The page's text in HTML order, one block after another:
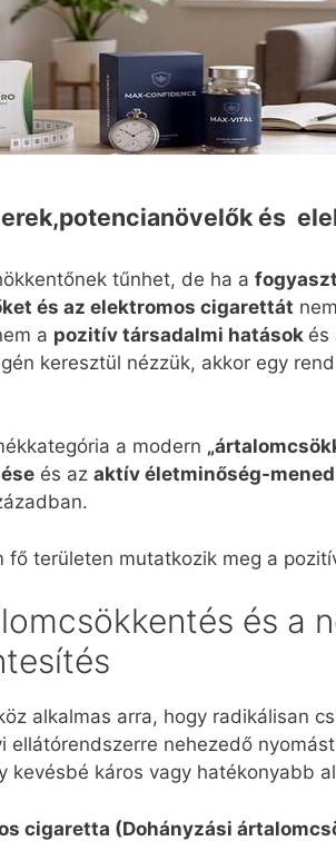
és
tűnhet, de ha a
és az elektromos cigarettát
a pozitív társadalmi hatások és
keresztül nézzük, akkor egy
a modern
és az aktív életminőség-
fő területen mutatkozik meg a
és a
alkalmas arra, hogy radikálisan
ellátórendszerre nehezedő
kevésbé káros vagy hatékonyabb
cigaretta (Dohányzási